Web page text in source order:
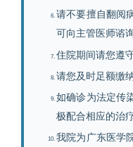
请不要擅自翻阅
可向主管医师谘询
住院期间请您遵
请您及时足额缴
如确诊为法定传
极配合相应的治
我院为广东医学